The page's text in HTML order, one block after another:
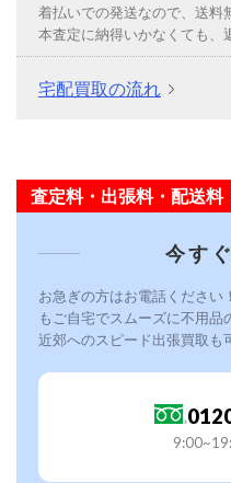
着払いでの発送なので、送料
本査定に納得いかなくても、
宅配買取の流れ
査定料・出張料・配送料
今す
お急ぎの方はお電話ください
もご自宅でスムーズに不用
近郊へのスピード出張買取も